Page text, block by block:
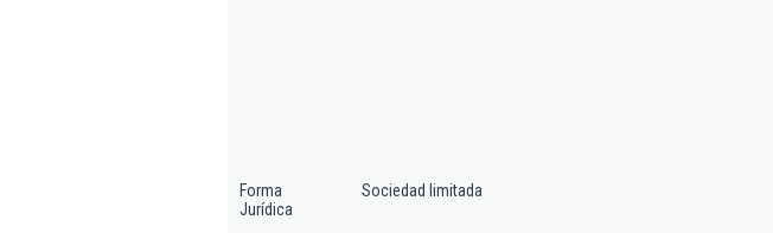
Forma
Jurídica
Sociedad limitada